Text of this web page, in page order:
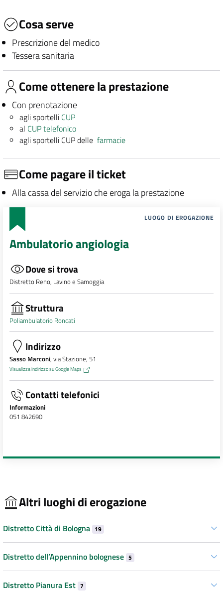
Cosa serve
Prescrizione del medico
Tessera sanitaria
Come ottenere la prestazione
Con prenotazione
agli sportelli CUP
al CUP telefonico
agli sportelli CUP dellefarmacie
Come pagare il ticket
Alla cassa del servizio che eroga la prestazione
LUOGO DI EROGAZIONE
Ambulatorio angiologia
Dove si trova
Distretto Reno, Lavino e Samoggia
Struttura
Poliambulatorio Roncati
Indirizzo
Sasso Marconi, via Stazione, 51
Visualizza indirizzo su Google Maps
Contatti telefonici
Informazioni
051 842690
Altri luoghi di erogazione
Distretto Città di Bologna 19
Distretto dell’Appennino bolognese 5
Distretto Pianura Est 7